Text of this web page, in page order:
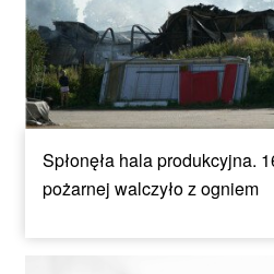
Spłonęła hala produkcyjna.
pożarnej walczyło z ogniem